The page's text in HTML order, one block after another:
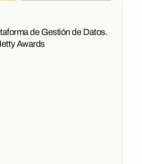
de Gestión de Datos.
Awards